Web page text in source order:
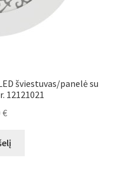
šviestuvas/panelė su
12121021
€